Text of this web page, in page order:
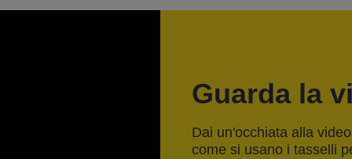
Guarda la
Dai un'occhiata alla
come si usano i tasselli